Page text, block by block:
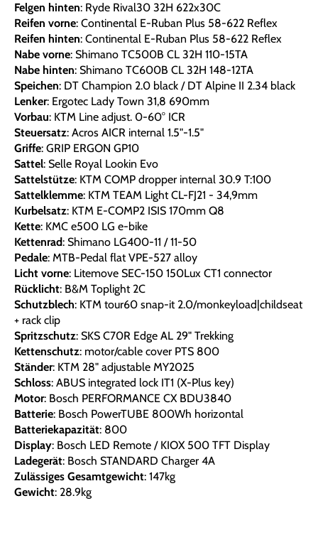
Felgen hinten: Ryde Rival30 32H 622x30C
Reifen vorne: Continental E-Ruban Plus 58-622 Reflex
Reifen hinten: Continental E-Ruban Plus 58-622 Reflex
Nabe vorne: Shimano TC500B CL 32H 110-15TA
Nabe hinten: Shimano TC600B CL 32H 148-12TA
Speichen: DT Champion 2.0 black / DT Alpine II 2.34 black
Lenker: Ergotec Lady Town 31,8 690mm
Vorbau: KTM Line adjust. 0-60° ICR
Steuersatz: Acros AICR internal 1.5"-1.5"
Griffe: GRIP ERGON GP10
Sattel: Selle Royal Lookin Evo
Sattelstütze: KTM COMP dropper internal 30.9 T:100
Sattelklemme: KTM TEAM Light CL-FJ21 - 34,9mm
Kurbelsatz: KTM E-COMP2 ISIS 170mm Q8
Kette: KMC e500 LG e-bike
Kettenrad: Shimano LG400-11 / 11-50
Pedale: MTB-Pedal flat VPE-527 alloy
Licht vorne: Litemove SEC-150 150Lux CT1 connector
Rücklicht: B&M Toplight 2C
Schutzblech: KTM tour60 snap-it 2.0/monkeyload|childseat
+ rack clip
Spritzschutz: SKS C70R Edge AL 29" Trekking
Kettenschutz: motor/cable cover PTS 800
Ständer: KTM 28" adjustable MY2025
Schloss: ABUS integrated lock IT1 (X-Plus key)
Motor: Bosch PERFORMANCE CX BDU3840
Batterie: Bosch PowerTUBE 800Wh horizontal
Batteriekapazität: 800
Display: Bosch LED Remote / KIOX 500 TFT Display
Ladegerät: Bosch STANDARD Charger 4A
Zulässiges Gesamtgewicht: 147kg
Gewicht: 28.9kg